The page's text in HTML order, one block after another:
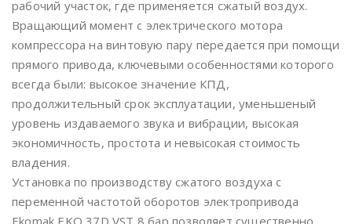
рабочий участок, где применяется сжатый воздух.
Вращающий момент с электрического мотора
компрессора на винтовую пару передается при помощи
прямого привода, ключевыми особенностями которого
всегда были: высокое значение КПД,
продолжительный срок эксплуатации, уменьшеный
уровень издаваемого звука и вибрации, высокая
экономичность, простота и невысокая стоимость
владения.
Установка по производству сжатого воздуха с
переменной частотой оборотов электропривода
Ekomak EKO 37D VST 8 бар позволяет существенно